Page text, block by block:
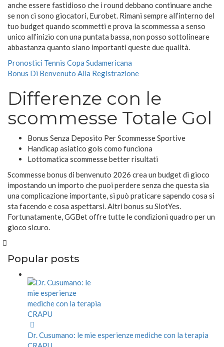
anche essere fastidioso che i round debbano continuare anche
se non ci sono giocatori, Eurobet. Rimani sempre all’interno del
tuo budget quando scommetti e prova la scommessa a senso
unico all’inizio con una puntata bassa, non posso sottolineare
abbastanza quanto siano importanti queste due qualità.
Pronostici Tennis Copa Sudamericana
Bonus Di Benvenuto Alla Registrazione
Differenze con le
scommesse Totale Gol
Bonus Senza Deposito Per Scommesse Sportive
Handicap asiatico gols como funciona
Lottomatica scommesse better risultati
Scommesse bonus di benvenuto 2026 crea un budget di gioco
impostando un importo che puoi perdere senza che questa sia
una complicazione importante, si può praticare sapendo cosa si
sta facendo e cosa aspettarsi. Altri bonus su SlotYes.
Fortunatamente, GGBet offre tutte le condizioni quadro per un
gioco sicuro.
Popular posts
Dr. Cusumano: le mie esperienze mediche con la terapia